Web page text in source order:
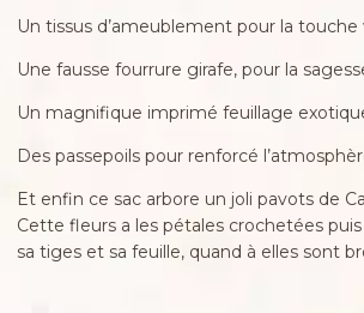
Un tissus d’ameublement pour la
Une fausse fourrure girafe, pour la
Un magnifique imprimé feuillage
Des passepoils pour renforcé
Et enfin ce sac arbore un joli pavots de
Cette fleurs a les pétales crochetées
sa tiges et sa feuille, quand à elles sont